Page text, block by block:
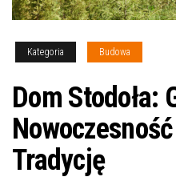
Kategoria Budowa
Dom Stodoła:
Tradycję